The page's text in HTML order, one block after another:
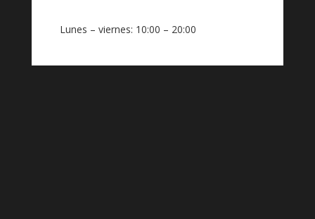
Lunes – viernes: 10:00 – 20:00